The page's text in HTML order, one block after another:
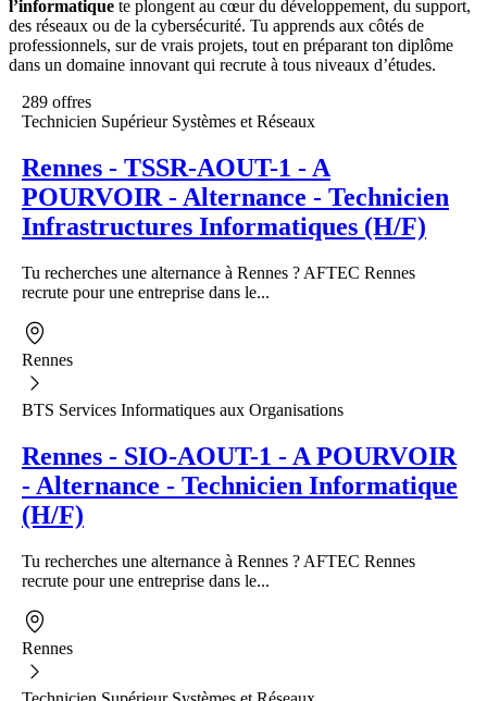
l’informatique te plongent au cœur du développement, du support,
des réseaux ou de la cybersécurité. Tu apprends aux côtés de
professionnels, sur de vrais projets, tout en préparant ton diplôme
dans un domaine innovant qui recrute à tous niveaux d’études.
289 offres
Technicien Supérieur Systèmes et Réseaux
Rennes - TSSR-AOUT-1 - A
POURVOIR - Alternance - Technicien
Infrastructures Informatiques (H/F)
Tu recherches une alternance à Rennes ? AFTEC Rennes
recrute pour une entreprise dans le...
Rennes
BTS Services Informatiques aux Organisations
Rennes - SIO-AOUT-1 - A POURVOIR
- Alternance - Technicien Informatique
(H/F)
Tu recherches une alternance à Rennes ? AFTEC Rennes
recrute pour une entreprise dans le...
Rennes